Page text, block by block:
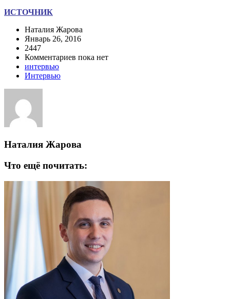
ИСТОЧНИК
Наталия Жарова
Январь 26, 2016
2447
Комментариев пока нет
интервью
Интервью
Наталия Жарова
Что ещё почитать: